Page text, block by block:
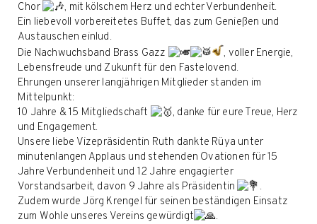
Chor
, mit kölschem Herz und echter Verbundenheit.
Ein liebevoll vorbereitetes Buffet, das zum Genießen und
Austauschen einlud.
Die Nachwuchsband Brass Gazz
, voller Energie,
Lebensfreude und Zukunft für den Fastelovend.
Ehrungen unserer langjährigen Mitglieder standen im
Mittelpunkt:
10 Jahre & 15 Mitgliedschaft
, danke für eure Treue, Herz
und Engagement.
Unsere liebe Vizepräsidentin Ruth dankte Rüya unter
minutenlangen Applaus und stehenden Ovationen für 15
Jahre Verbundenheit und 12 Jahre engagierter
Vorstandsarbeit, davon 9 Jahre als Präsidentin
.
Zudem wurde Jörg Krengel für seinen beständigen Einsatz
zum Wohle unseres Vereins gewürdigt
.